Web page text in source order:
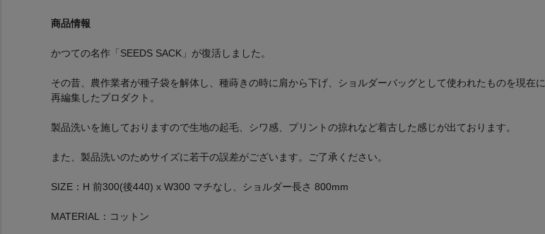
商品情報
かつての名作「SEEDS SACK」が復活しました。
その昔、農作業者が種子袋を解体し、種蒔きの時に肩から下げ、ショルダーバッグとして使われたものを現在に
再編集したプロダクト。
製品洗いを施しておりますので生地の起毛、シワ感、プリントの掠れなど着古した感じが出ております。
また、製品洗いのためサイズに若干の誤差がございます。ご了承ください。
SIZE：H 前300(後440) x W300 マチなし、ショルダー長さ 800mm
MATERIAL：コットン